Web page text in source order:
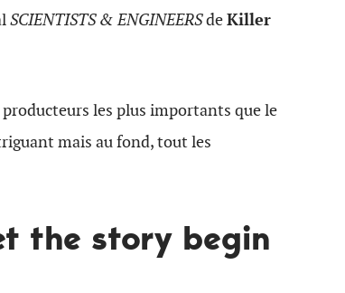
SCIENTISTS & ENGINEERSdeKiller
producteurs les plus importants que le
mais au fond, tout les
the story begin